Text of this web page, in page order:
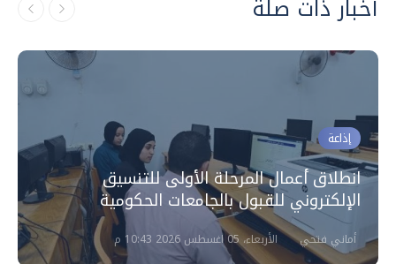
أخبار ذات صلة
إذاعة
انطلاق أعمال المرحلة الأولى للتنسيق
الإلكتروني للقبول بالجامعات الحكومية
أماني فتحي الأربعاء، 05 اغسطس 2026 10:43 م